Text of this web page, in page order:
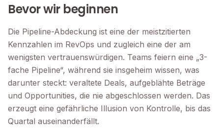
Bevor wir beginnen
Die Pipeline-Abdeckung ist eine der meistzitierten
Kennzahlen im RevOps und zugleich eine der am
wenigsten vertrauenswürdigen. Teams feiern eine „3-
fache Pipeline“, während sie insgeheim wissen, was
darunter steckt: veraltete Deals, aufgeblähte Beträge
und Opportunities, die nie abgeschlossen werden. Das
erzeugt eine gefährliche Illusion von Kontrolle, bis das
Quartal auseinanderfällt.